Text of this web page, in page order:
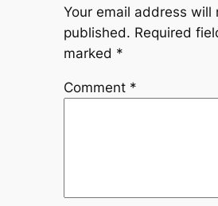
Your email address will
published. Required
marked *
Comment *